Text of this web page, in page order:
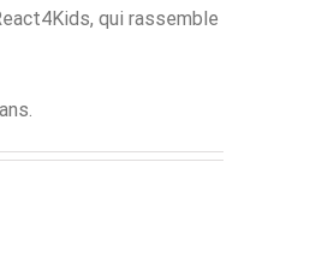
qui rassemble